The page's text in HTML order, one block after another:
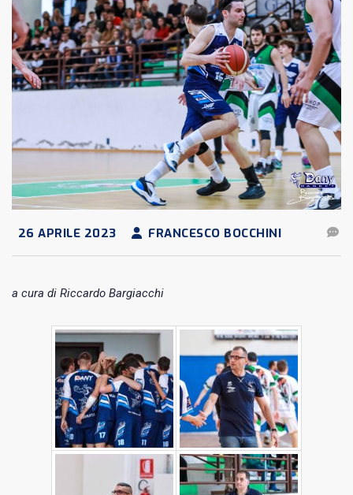
26 APRILE 2023 FRANCESCO BOCCHINI
a cura di Riccardo Bargiacchi